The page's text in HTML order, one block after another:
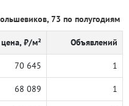
73 по полугодиям
₽/м² Объявлений
70 645 1
68 089 1